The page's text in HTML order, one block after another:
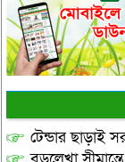
টেন্ডার ছাড়াই